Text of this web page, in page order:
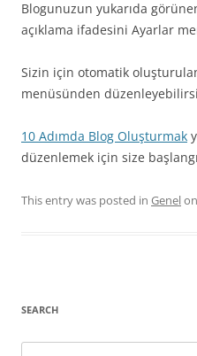
Blogunuzun yukarıda
açıklama ifadesini Ayarlar
Sizin için otomatik oluşturulan
menüsünden
10 Adımda Blog Oluşturmak
düzenlemek için size
This entry was posted in Genelon
SEARCH